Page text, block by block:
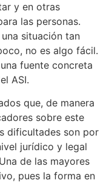
y en otras
las personas.
situación tan
no es algo fácil.
fuente concreta
ASI.
que, de manera
sobre este
dificultades son por
jurídico y legal
de las mayores
pues la forma en